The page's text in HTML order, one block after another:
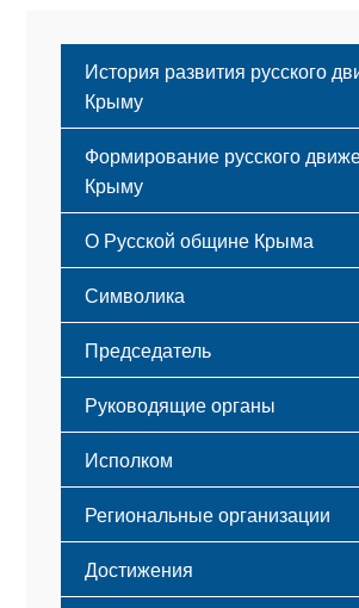
История развития русского
Крыму
Формирование русского
Крыму
Русский Крым
О Русской общине Крыма
Этапы становления
Принципы деятельности
Структура
Мероприятия
Символика
Флаг
Герб
Гимн
Председатель
Руководящие органы
Исполком
Региональные организации
Достижения